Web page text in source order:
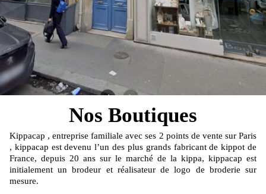
Nos Boutiques
Kippacap , entreprise familiale avec ses 2 points de vente sur Paris
, kippacap est devenu l’un des plus grands fabricant de kippot de
France, depuis 20 ans sur le marché de la kippa, kippacap est
initialement un brodeur et réalisateur de logo de broderie sur
mesure.